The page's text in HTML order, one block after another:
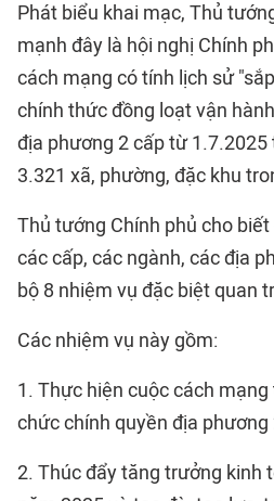
Phát biểu khai mạc, Thủ
mạnh đây là hội nghị Chính
cách mạng có tính lịch sử
chính thức đồng loạt vận
địa phương 2 cấp từ 1.7.2025
3.321 xã, phường, đặc khu
Thủ tướng Chính phủ cho
các cấp, các ngành, các địa
bộ 8 nhiệm vụ đặc biệt quan
Các nhiệm vụ này gồm:
1. Thực hiện cuộc cách
chức chính quyền địa phương
2. Thúc đẩy tăng trưởng kinh